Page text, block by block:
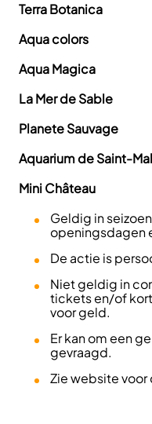
Terra Botanica
Aqua colors
Aqua Magica
La Mer de Sable
Planete Sauvage
Aquarium de Saint-
Mini Château
Geldig in
openingsdagen
De actie is
Niet geldig in
tickets en/of
voor geld.
Er kan om een
gevraagd.
Zie website